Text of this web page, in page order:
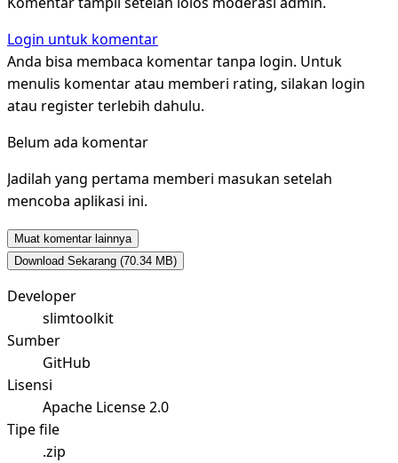
Login untuk komentar
Anda bisa membaca komentar tanpa login. Untuk
menulis komentar atau memberi rating, silakan login
atau register terlebih dahulu.
Belum ada komentar
Jadilah yang pertama memberi masukan setelah
mencoba aplikasi ini.
Muat komentar lainnya
Download Sekarang (70.34 MB)
Developer
slimtoolkit
Sumber
GitHub
Lisensi
Apache License 2.0
Tipe file
.zip